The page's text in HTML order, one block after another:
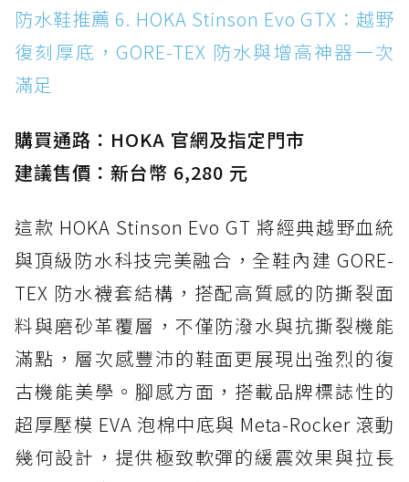
防水鞋推薦 6. HOKA Stinson Evo GTX：越野
復刻厚底，GORE-TEX 防水與增高神器一次
滿足
購買通路：HOKA 官網及指定門市
建議售價：新台幣 6,280 元
這款 HOKA Stinson Evo GT 將經典越野血統
與頂級防水科技完美融合，全鞋內建 GORE-
TEX 防水襪套結構，搭配高質感的防撕裂面
料與磨砂革覆層，不僅防潑水與抗撕裂機能
滿點，層次感豐沛的鞋面更展現出強烈的復
古機能美學。腳感方面，搭載品牌標誌性的
超厚壓模 EVA 泡棉中底與 Meta-Rocker 滾動
幾何設計，提供極致軟彈的緩震效果與拉長